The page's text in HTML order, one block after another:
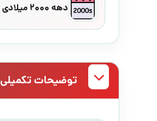
دهه 2000 میلادی
توضیحات تکمیلی